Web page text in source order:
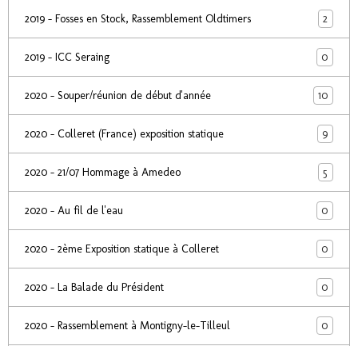
2019 - Fosses en Stock, Rassemblement Oldtimers 2
2019 - ICC Seraing 0
2020 - Souper/réunion de début d'année 10
2020 - Colleret (France) exposition statique 9
2020 - 21/07 Hommage à Amedeo 5
2020 - Au fil de l'eau 0
2020 - 2ème Exposition statique à Colleret 0
2020 - La Balade du Président 0
2020 - Rassemblement à Montigny-le-Tilleul 0